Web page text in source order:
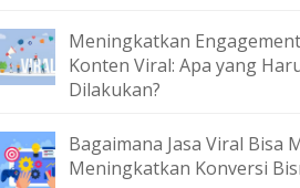
Meningkatkan
Konten Viral: Apa yang
Dilakukan?
Bagaimana Jasa Viral Bisa
Meningkatkan Konversi